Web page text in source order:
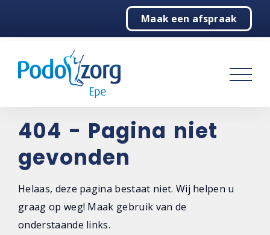
Maak een afspraak
Podologie
Behandelingen
Over ons
Contact
404 - Pagina niet
gevonden
Helaas, deze pagina bestaat niet. Wij helpen u
graag op weg! Maak gebruik van de
onderstaande links.